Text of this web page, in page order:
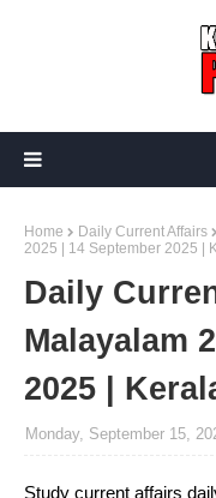
Home Daily Current Affairs
2025 | 14 September 2025 |
Daily
Malayalam
2025 |
Monday, September 15,
Study current affairs